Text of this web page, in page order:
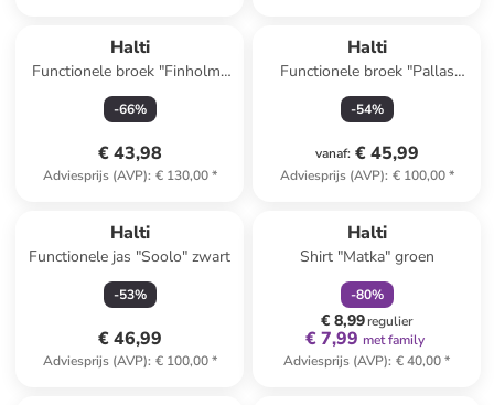
Halti
Functionele broek "Finholma
X Stretch" zwart
-66%
€ 43,98
Adviesprijs (AVP): € 130,00*
Halti
Functionele broek "Pallas
Cool" blauw
-54%
vanaf: € 45,99
Adviesprijs (AVP): € 100,00*
Halti
Functionele jas "Soolo" zwart
-53%
€ 46,99
Adviesprijs (AVP): € 100,00*
Halti
Shirt "Matka" groen
-80%
€ 8,99regulier
€ 7,99 met family
Adviesprijs (AVP): € 40,00*